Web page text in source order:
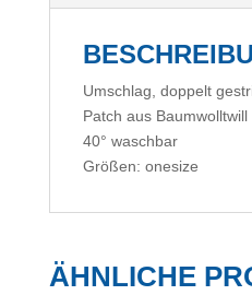
Umschlag, doppelt
Patch aus
40° waschbar
Größen: onesize
ÄHNLICHE